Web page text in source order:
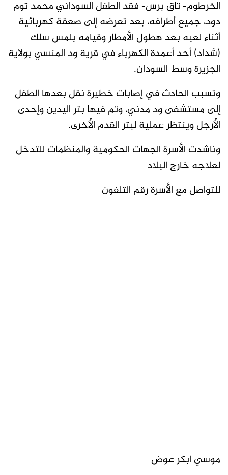
الخرطوم- تاق برس- فقد الطفل السوداني محمد توم
دود، جميع أطرافه، بعد تعرضه إلى صعقة كهربائية
أثناء لعبه بعد هطول الأمطار وقيامه بلمس سلك
(شداد) أحد أعمدة الكهرباء في قرية ود المنسي بولاية
الجزيرة وسط السودان.
وتسبب الحادث في إصابات خطيرة نقل بعدها الطفل
إلى مستشفى ود مدني، وتم فيها بتر اليدين وإحدى
الأرجل وينتظر عملية لبتر القدم الأخرى.
وناشدت الأسرة الجهات الحكومية والمنظمات للتدخل
لعلاجه خارج البلاد
للتواصل مع الأسرة رقم التلفون
موسي ابكر عوض